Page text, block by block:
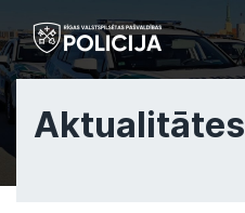
Aktualitātes